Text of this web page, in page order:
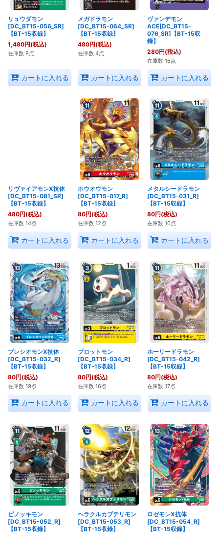
リュウダモン
[DC_BT15-056_SR]
【BT-15収録】
1,480円(税込)
在庫数 8点
カートに入れる
メガドラモン
[DC_BT15-064_SR]
【BT-15収録】
480円(税込)
在庫数 4点
カートに入れる
ヴァンデモン
ACE[DC_BT15-
076_SR]【BT-15収
録】
280円(税込)
在庫数 16点
カートに入れる
リヴァイアモンX抗体
[DC_BT15-081_SR]
【BT-15収録】
480円(税込)
在庫数 14点
カートに入れる
ホウオウモン
[DC_BT15-017_R]
【BT-15収録】
80円(税込)
在庫数 12点
カートに入れる
メタルシードラモン
[DC_BT15-031_R]
【BT-15収録】
80円(税込)
在庫数 16点
カートに入れる
プレシオモンX抗体
[DC_BT15-032_R]
【BT-15収録】
80円(税込)
在庫数 19点
カートに入れる
プロットモン
[DC_BT15-034_R]
【BT-15収録】
80円(税込)
在庫数 16点
カートに入れる
ホーリードラモン
[DC_BT15-042_R]
【BT-15収録】
80円(税込)
在庫数 17点
カートに入れる
ピノッキモン
[DC_BT15-052_R]
【BT-15収録】
ヘラクルカブテリモン
[DC_BT15-053_R]
【BT-15収録】
ロゼモンX抗体
[DC_BT15-054_R]
【BT-15収録】